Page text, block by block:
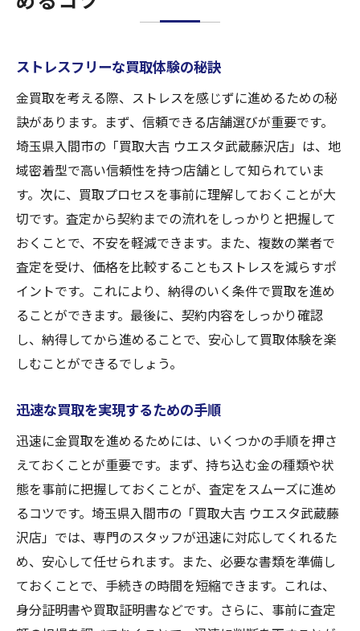
ストレスフリーな買取体験の秘訣
金買取を考える際、ストレスを感じずに進めるための秘
訣があります。まず、信頼できる店舗選びが重要です。
埼玉県入間市の「買取大吉 ウエスタ武蔵藤沢店」は、地
域密着型で高い信頼性を持つ店舗として知られていま
す。次に、買取プロセスを事前に理解しておくことが大
切です。査定から契約までの流れをしっかりと把握して
おくことで、不安を軽減できます。また、複数の業者で
査定を受け、価格を比較することもストレスを減らすポ
イントです。これにより、納得のいく条件で買取を進め
ることができます。最後に、契約内容をしっかり確認
し、納得してから進めることで、安心して買取体験を楽
しむことができるでしょう。
迅速な買取を実現するための手順
迅速に金買取を進めるためには、いくつかの手順を押さ
えておくことが重要です。まず、持ち込む金の種類や状
態を事前に把握しておくことが、査定をスムーズに進め
るコツです。埼玉県入間市の「買取大吉 ウエスタ武蔵藤
沢店」では、専門のスタッフが迅速に対応してくれるた
め、安心して任せられます。また、必要な書類を準備し
ておくことで、手続きの時間を短縮できます。これは、
身分証明書や買取証明書などです。さらに、事前に査定